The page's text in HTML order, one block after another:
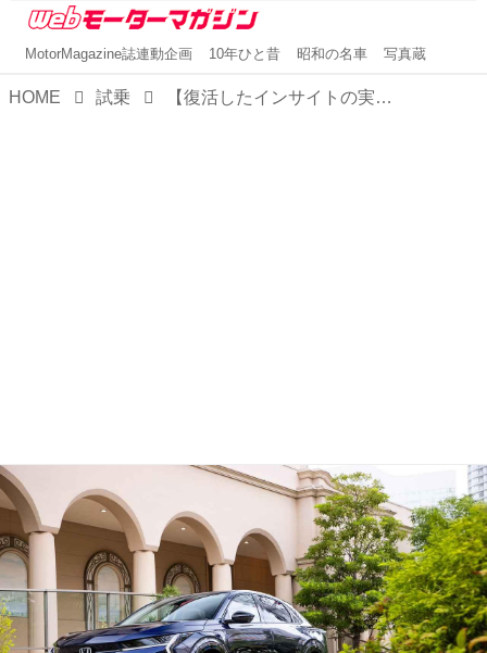
MotorMagazine誌連動企画 10年ひと昔 昭和の名車 写真蔵
HOME 試乗 【復活したインサイトの実力】BEVによって実現したホンダ流の上質な移動空間